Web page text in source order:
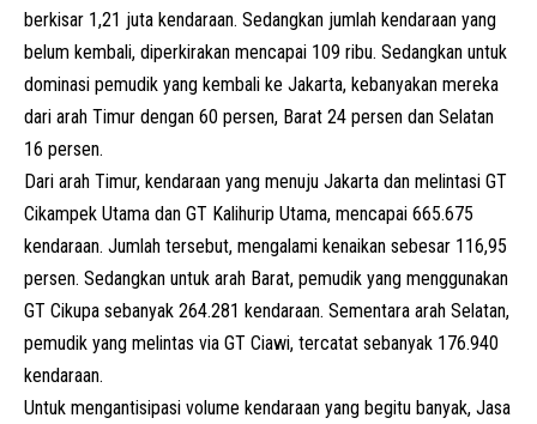
berkisar 1,21 juta kendaraan. Sedangkan jumlah kendaraan yang
belum kembali, diperkirakan mencapai 109 ribu. Sedangkan untuk
dominasi pemudik yang kembali ke Jakarta, kebanyakan mereka
dari arah Timur dengan 60 persen, Barat 24 persen dan Selatan
16 persen.
Dari arah Timur, kendaraan yang menuju Jakarta dan melintasi GT
Cikampek Utama dan GT Kalihurip Utama, mencapai 665.675
kendaraan. Jumlah tersebut, mengalami kenaikan sebesar 116,95
persen. Sedangkan untuk arah Barat, pemudik yang menggunakan
GT Cikupa sebanyak 264.281 kendaraan. Sementara arah Selatan,
pemudik yang melintas via GT Ciawi, tercatat sebanyak 176.940
kendaraan.
Untuk mengantisipasi volume kendaraan yang begitu banyak, Jasa